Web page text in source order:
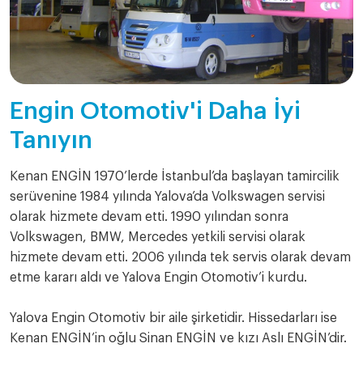
Engin Otomotiv'i Daha İyi
Tanıyın
Kenan ENGİN 1970’lerde İstanbul’da başlayan tamircilik
serüvenine 1984 yılında Yalova’da Volkswagen servisi
olarak hizmete devam etti. 1990 yılından sonra
Volkswagen, BMW, Mercedes yetkili servisi olarak
hizmete devam etti. 2006 yılında tek servis olarak devam
etme kararı aldı ve Yalova Engin Otomotiv’i kurdu.
Yalova Engin Otomotiv bir aile şirketidir. Hissedarları ise
Kenan ENGİN’in oğlu Sinan ENGİN ve kızı Aslı ENGİN’dir.